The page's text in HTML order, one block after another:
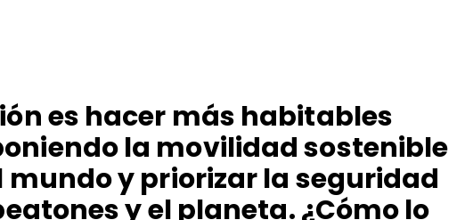
es hacer más habitables
la movilidad sostenible
mundo y priorizar la seguridad
y el planeta. ¿Cómo lo